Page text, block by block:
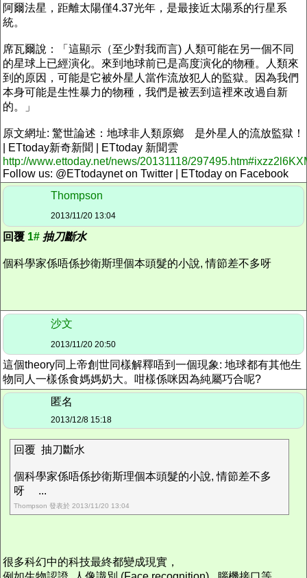
阿爾法星，距離太陽僅4.37光年，是最接近太陽系的行星系
統。
席瓦爾說：「這顯示（至少對我而言) 人類可能在另一個不同
的星球上已經演化。來到地球前已是高度演化的物種。人類來
到的原因，可能是它被外星人當作流放犯人的監獄。因為我們
本身可能是生性暴力的物種，我們是被丟到這裡來改過自新
的。」
原文網址: 驚世論述：地球非人類原鄉 是外星人的流放監獄！
| ETtoday新奇新聞 | ETtoday 新聞雲
http://www.ettoday.net/news/20131118/
Follow us: @ETtodaynet on Twitter | ETtoday on Facebook
Thompson
2013/11/20 13:04
回覆 1# 抽刀斷水
個科學家係唔係抄衛斯理個本頭髮的小說, 情節差不多呀
沙文
2013/11/20 20:50
這個theory同上帝創世同樣解釋唔到一個現象: 地球都有其他生
物同人一樣係食媽媽奶大。咁樣係咪因為純屬巧合呢?
匿名
2013/12/8 15:18
回覆 抽刀斷水
個科學家係唔係抄衛斯理個本頭髮的小說, 情節差不多
呀 ...
Thompson 發表於 2013/11/20 13:04
很多科幻中的科技最終都變成現實，